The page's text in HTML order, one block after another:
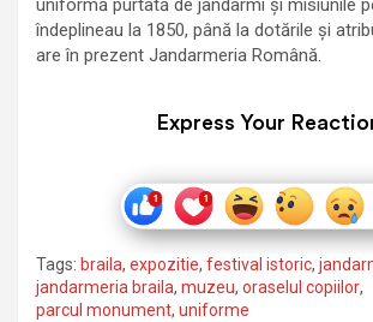
uniformă purtată de jandarmi și misiunile
îndeplineau la 1850, până la dotările și
are în prezent Jandarmeria Română.
Express Your
Tags: braila, expozitie, festival istoric,
jandarmeria braila, muzeu, oraselul copiilor,
parcul monument, uniforme